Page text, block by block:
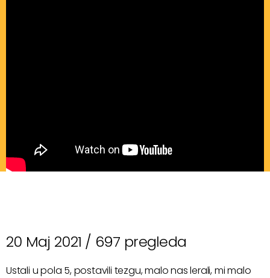
20 Maj 2021 / 697 pregleda
Ustali u pola 5, postavili tezgu, malo nas lerali, mi malo